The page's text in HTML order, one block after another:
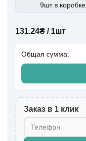
9шт в коробке
131.24₴ / 1шт
Общая сумма:
Заказ в 1 клик